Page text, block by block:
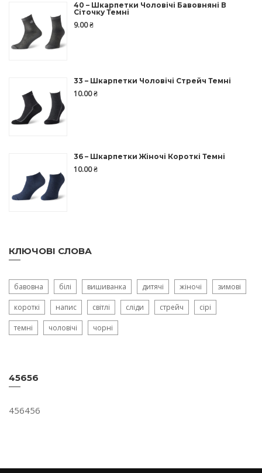
40 – Шкарпетки Чоловічі Бавовняні В
Сіточку Темні
9.00₴
33 – Шкарпетки Чоловічі Стрейч Темні
10.00₴
36 – Шкарпетки Жіночі Короткі Темні
10.00₴
КЛЮЧОВІ СЛОВА
бавовна білі вишиванка дитячі жіночі зимові
короткі напис світлі сліди стрейч сірі
темні чоловічі чорні
45656
456456